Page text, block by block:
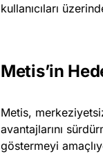
kullanıcıları
Metis’in
Metis,
avantajlarını
göstermeyi